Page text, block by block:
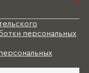
*
персональных